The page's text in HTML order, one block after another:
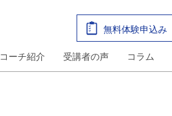
無料体験申込み
コーチ紹介 受講者の声 コラム